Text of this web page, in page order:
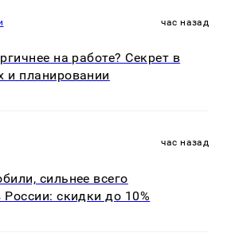
час назад
на работе? Секрет в
и планировании
час назад
сильнее всего
скидки до 10%